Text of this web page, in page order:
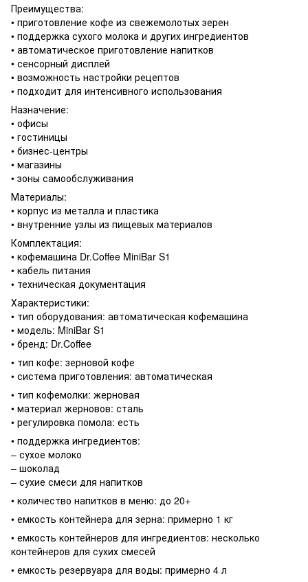
Преимущества:
• приготовление кофе из свежемолотых зерен
• поддержка сухого молока и других ингредиентов
• автоматическое приготовление напитков
• сенсорный дисплей
• возможность настройки рецептов
• подходит для интенсивного использования
Назначение:
• офисы
• гостиницы
• бизнес-центры
• магазины
• зоны самообслуживания
Материалы:
• корпус из металла и пластика
• внутренние узлы из пищевых материалов
Комплектация:
• кофемашина Dr.Coffee MiniBar S1
• кабель питания
• техническая документация
Характеристики:
• тип оборудования: автоматическая кофемашина
• модель: MiniBar S1
• бренд: Dr.Coffee
• тип кофе: зерновой кофе
• система приготовления: автоматическая
• тип кофемолки: жерновая
• материал жерновов: сталь
• регулировка помола: есть
• поддержка ингредиентов:
– сухое молоко
– шоколад
– сухие смеси для напитков
• количество напитков в меню: до 20+
• емкость контейнера для зерна: примерно 1 кг
• емкость контейнеров для ингредиентов: несколько
контейнеров для сухих смесей
• емкость резервуара для воды: примерно 4 л